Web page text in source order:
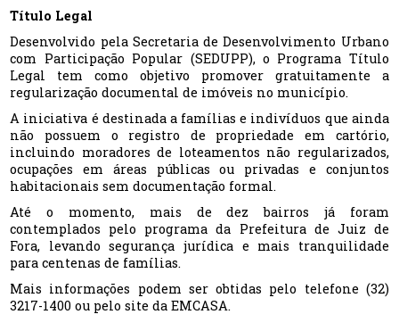
Título Legal
Desenvolvido pela Secretaria de Desenvolvimento Urbano
com Participação Popular (SEDUPP), o Programa Título
Legal tem como objetivo promover gratuitamente a
regularização documental de imóveis no município.
A iniciativa é destinada a famílias e indivíduos que ainda
não possuem o registro de propriedade em cartório,
incluindo moradores de loteamentos não regularizados,
ocupações em áreas públicas ou privadas e conjuntos
habitacionais sem documentação formal.
Até o momento, mais de dez bairros já foram
contemplados pelo programa da Prefeitura de Juiz de
Fora, levando segurança jurídica e mais tranquilidade
para centenas de famílias.
Mais informações podem ser obtidas pelo telefone (32)
3217-1400 ou pelo site da EMCASA.